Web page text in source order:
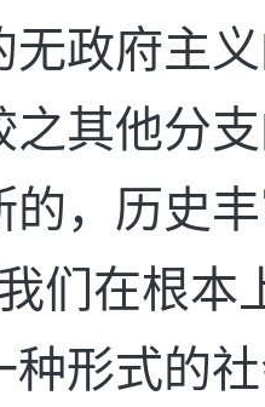
无政府主
之其他分
的，历史
们在根本
种形式的